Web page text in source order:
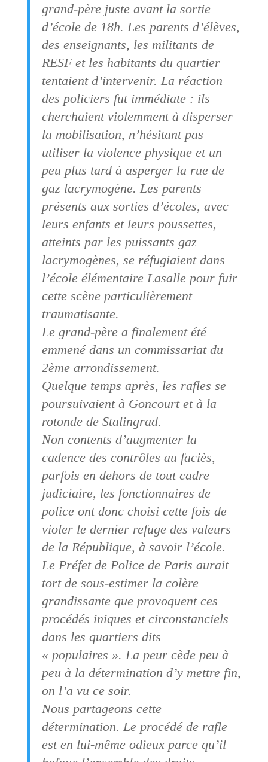
grand-père juste avant la sortie
d’école de 18h. Les parents d’élèves,
des enseignants, les militants de
RESF et les habitants du quartier
tentaient d’intervenir. La réaction
des policiers fut immédiate : ils
cherchaient violemment à disperser
la mobilisation, n’hésitant pas
utiliser la violence physique et un
peu plus tard à asperger la rue de
gaz lacrymogène. Les parents
présents aux sorties d’écoles, avec
leurs enfants et leurs poussettes,
atteints par les puissants gaz
lacrymogènes, se réfugiaient dans
l’école élémentaire Lasalle pour fuir
cette scène particulièrement
traumatisante.
Le grand-père a finalement été
emmené dans un commissariat du
2ème arrondissement.
Quelque temps après, les rafles se
poursuivaient à Goncourt et à la
rotonde de Stalingrad.
Non contents d’augmenter la
cadence des contrôles au faciès,
parfois en dehors de tout cadre
judiciaire, les fonctionnaires de
police ont donc choisi cette fois de
violer le dernier refuge des valeurs
de la République, à savoir l’école.
Le Préfet de Police de Paris aurait
tort de sous-estimer la colère
grandissante que provoquent ces
procédés iniques et circonstanciels
dans les quartiers dits
« populaires ». La peur cède peu à
peu à la détermination d’y mettre fin,
on l’a vu ce soir.
Nous partageons cette
détermination. Le procédé de rafle
est en lui-même odieux parce qu’il